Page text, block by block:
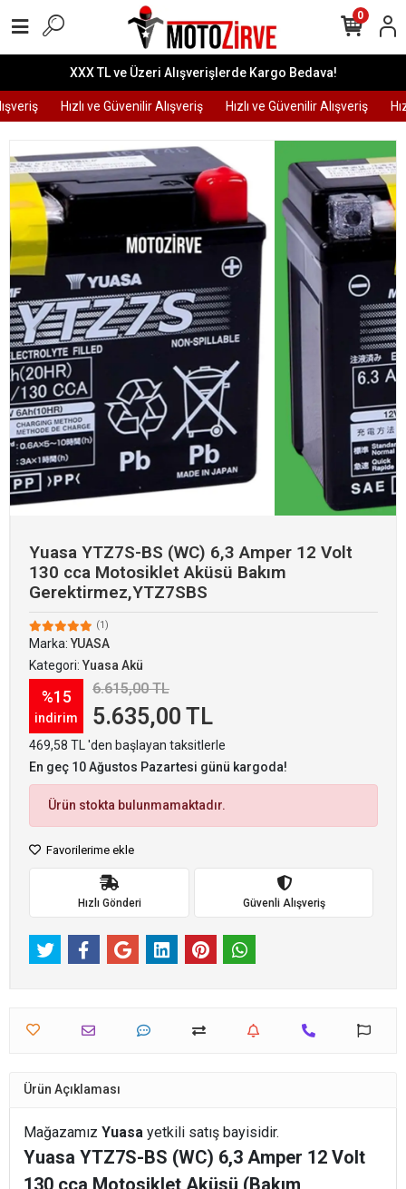
XXX TL ve Üzeri Alışverişlerde Kargo Bedava!
Hızlı ve Güvenilir Alışveriş Hızlı ve Güvenilir Alışveriş
0
Yuasa YTZ7S-BS (WC) 6,3 Amper 12 Volt
130 cca Motosiklet Aküsü Bakım
Gerektirmez,YTZ7SBS
(1)
Marka:YUASA
Kategori:Yuasa Akü
%15
indirim
6.615,00 TL
5.635,00 TL
469,58 TL 'den başlayan taksitlerle
En geç 10 Ağustos Pazartesi günü kargoda!
Ürün stokta bulunmamaktadır.
Favorilerime ekle
Hızlı Gönderi Güvenli Alışveriş
Ürün Açıklaması
Mağazamız Yuasa yetkili satış bayisidir.
Yuasa YTZ7S-BS (WC) 6,3 Amper 12 Volt
130 cca Motosiklet Aküsü (Bakım